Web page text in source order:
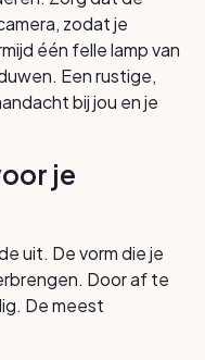
zodat je
één felle lamp van
Een rustige,
bij jou en je
je
uit. De vorm die je
Door af te
De meest